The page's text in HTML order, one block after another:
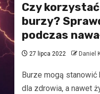
Czy
burzy?
podczas
27 lipca 2022 Daniel
Burze mogą
dla zdrowia, a nawet